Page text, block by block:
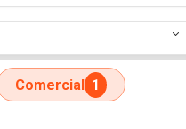
keyboard_arrow_down
Comercial 1